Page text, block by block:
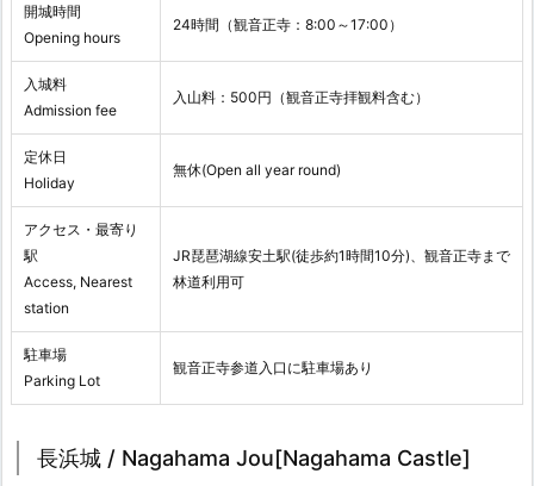
開城時間
Opening hours
24時間（観音正寺：8:00～17:00）
入城料
Admission fee
入山料：500円（観音正寺拝観料含む）
定休日
Holiday
無休(Open all year round)
アクセス・最寄り
駅
Access, Nearest
station
JR琵琶湖線安土駅(徒歩約1時間10分)、観音正寺まで
林道利用可
駐車場
Parking Lot
観音正寺参道入口に駐車場あり
長浜城 / Nagahama Jou[Nagahama Castle]